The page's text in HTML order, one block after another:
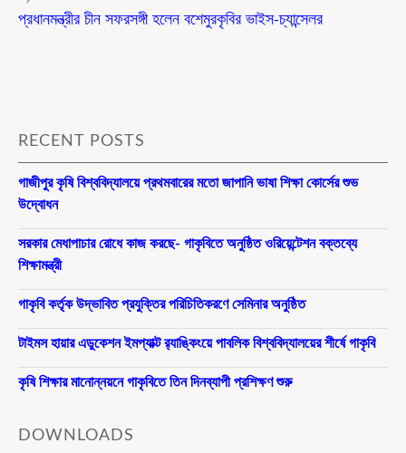
প্রধানমন্ত্রীর চীন সফরসঙ্গী হলেন বশেমুরকৃবির ভাইস-চ্যান্সেলর
RECENT POSTS
গাজীপুর কৃষি বিশ্ববিদ্যালয়ে প্রথমবারের মতো জাপানি ভাষা শিক্ষা কোর্সের শুভ
উদ্বোধন
সরকার মেধাপাচার রোধে কাজ করছে- গাকৃবিতে অনুষ্ঠিত ওরিয়েন্টেশন বক্তব্যে
শিক্ষামন্ত্রী
গাকৃবি কর্তৃক উদ্ভাবিত প্রযুক্তির পরিচিতিকরণে সেমিনার অনুষ্ঠিত
টাইমস হায়ার এডুকেশন ইমপ্যাক্ট র‍্যাঙ্কিংয়ে পাবলিক বিশ্ববিদ্যালয়ের শীর্ষে গাকৃবি
কৃষি শিক্ষার মানোন্নয়নে গাকৃবিতে তিন দিনব্যাপী প্রশিক্ষণ শুরু
DOWNLOADS